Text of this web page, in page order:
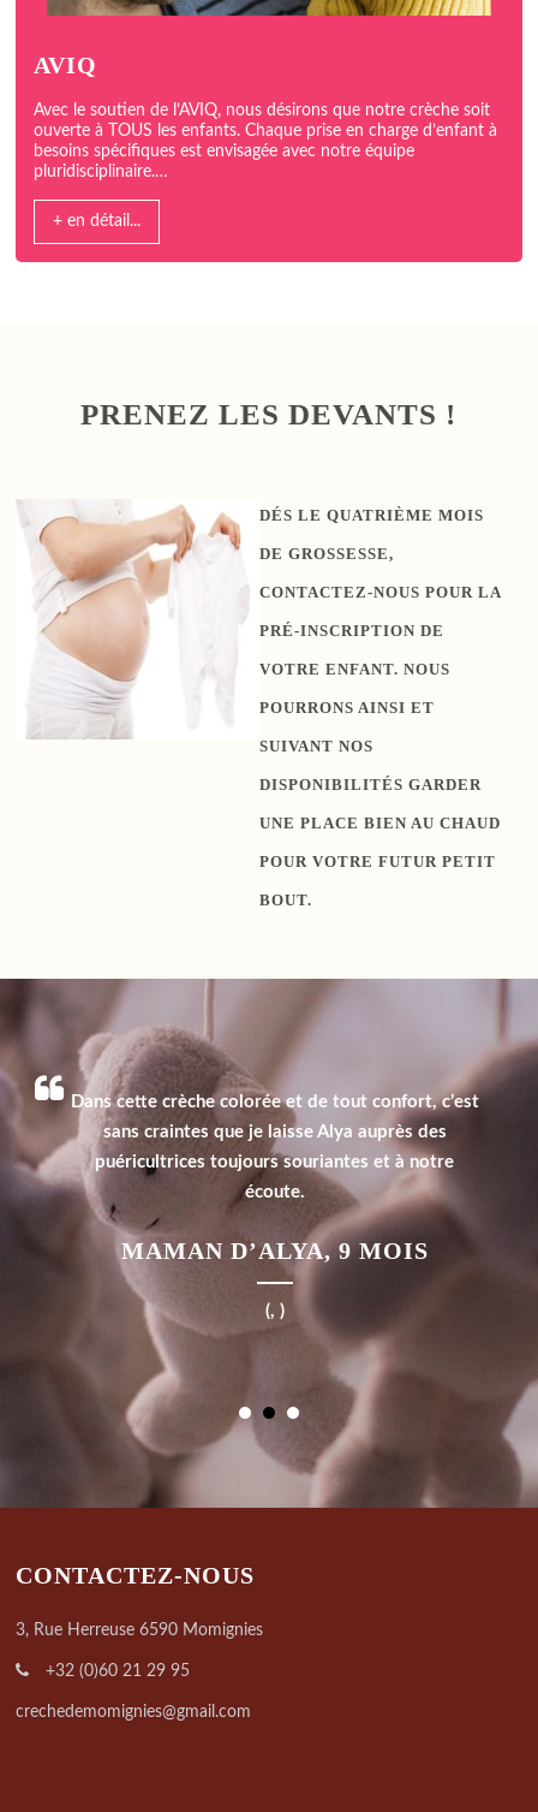
AVIQ
Avec le soutien de l’AVIQ, nous désirons que notre crèche soit
ouverte à TOUS les enfants. Chaque prise en charge d’enfant à
besoins spécifiques est envisagée avec notre équipe
pluridisciplinaire.…
+ en détail...
PRENEZ LES DEVANTS !
DÉS LE QUATRIÈME MOIS
DE GROSSESSE,
CONTACTEZ-NOUS POUR LA
PRÉ-INSCRIPTION DE
VOTRE ENFANT. NOUS
POURRONS AINSI ET
SUIVANT NOS
DISPONIBILITÉS GARDER
UNE PLACE BIEN AU CHAUD
POUR VOTRE FUTUR PETIT
BOUT.
Dans cette crèche colorée et de tout confort, c’est
sans craintes que je laisse Alya auprès des
puéricultrices toujours souriantes et à notre
écoute.
MAMAN D’ALYA, 9 MOIS
(, )
CONTACTEZ-NOUS
3, Rue Herreuse 6590 Momignies
+32 (0)60 21 29 95
crechedemomignies@gmail.com